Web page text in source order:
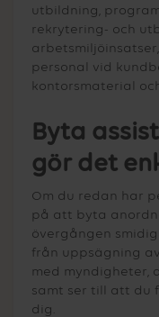
utbildning,
rekrytering- och
personal vid
kontorsmaterial
Byta
gör det
Om du redan har
på att byta
övergången
från uppsägning
med myndigheter,
samt ser till att du
dig.